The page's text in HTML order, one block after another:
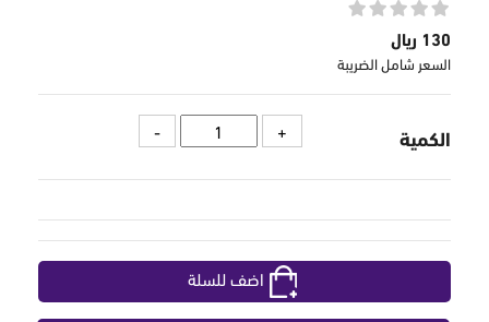
130 ريال
السعر شامل الضريبة
الكمية
اضف للسلة